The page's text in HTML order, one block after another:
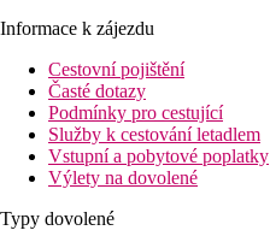
Informace k zájezdu
Cestovní pojištění
Časté dotazy
Podmínky pro cestující
Služby k cestování letadlem
Vstupní a pobytové poplatky
Výlety na dovolené
Typy dovolené